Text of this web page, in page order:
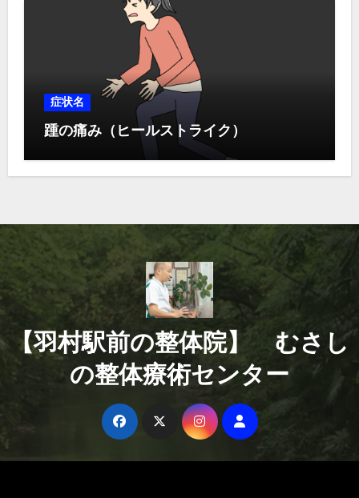
症状名
踵の痛み（ヒールストライク）
【羽村駅前の整体院】 むさし
の整体療術センター